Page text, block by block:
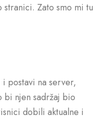
stranici. Zato smo mi tu
postavi na server,
bi njen sadržaj bio
dobili aktualne i